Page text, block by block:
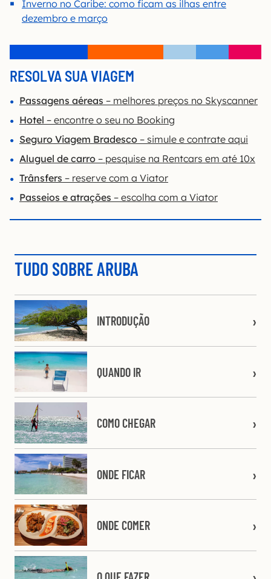
Inverno no Caribe: como ficam as ilhas entre
dezembro e março
RESOLVA SUA VIAGEM
Passagens aéreas – melhores preços no Skyscanner
Hotel – encontre o seu no Booking
Seguro Viagem Bradesco – simule e contrate aqui
Aluguel de carro – pesquise na Rentcars em até 10x
Trânsfers – reserve com a Viator
Passeios e atrações – escolha com a Viator
TUDO SOBRE ARUBA
INTRODUÇÃO
QUANDO IR
COMO CHEGAR
ONDE FICAR
ONDE COMER